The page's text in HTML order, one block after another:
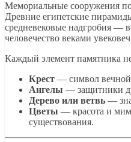
Мемориальные сооружения
Древние египетские
средневековые надгробия —
человечество веками
Каждый элемент памятника
Крест — символ
Ангелы — защитники
Дерево или ветвь —
Цветы — красота и
существования.